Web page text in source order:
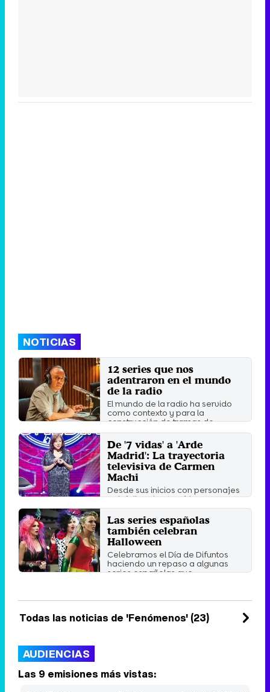
NOTICIAS
12 series que nos
adentraron en el mundo
de la radio
El mundo de la radio ha servido
como contexto y para la
construcción de tramas de ...
Viernes 14 Mayo 2021 10:21
De '7 vidas' a 'Arde
Madrid': La trayectoria
televisiva de Carmen
Machi
Desde sus inicios con personajes
episódicos hasta 'Aída',
recordamos los mejores ...
Viernes 21 Septiembre 2018 10:35
Las series españolas
también celebran
Halloween
Celebramos el Día de Difuntos
haciendo un repaso a algunas
series españolas que ...
Todas las noticias de 'Fenómenos' (23)
AUDIENCIAS
Las 9 emisiones más vistas: